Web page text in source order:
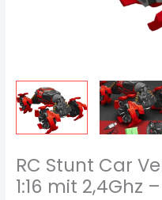
RC Stunt Car
1:16 mit 2,4Ghz